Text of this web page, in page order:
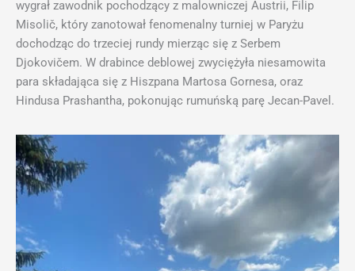
wygrał zawodnik pochodzący z malowniczej Austrii, Filip
Misolič, który zanotował fenomenalny turniej w Paryżu
dochodząc do trzeciej rundy mierząc się z Serbem
Djokovičem. W drabince deblowej zwyciężyła niesamowita
para składająca się z Hiszpana Martosa Gornesa, oraz
Hindusa Prashantha, pokonując rumuńską parę Jecan-Pavel.